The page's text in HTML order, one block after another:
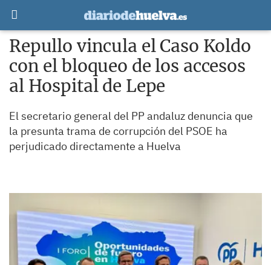
Repullo vincula el Caso Koldo
con el bloqueo de los accesos
al Hospital de Lepe
El secretario general del PP andaluz denuncia que
la presunta trama de corrupción del PSOE ha
perjudicado directamente a Huelva